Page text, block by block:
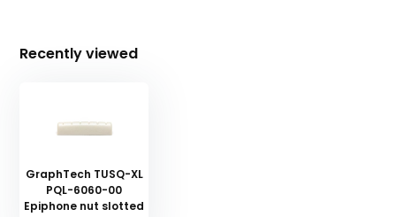
Recently viewed
GraphTech TUSQ-XL
PQL-6060-00
Epiphone nut slotted